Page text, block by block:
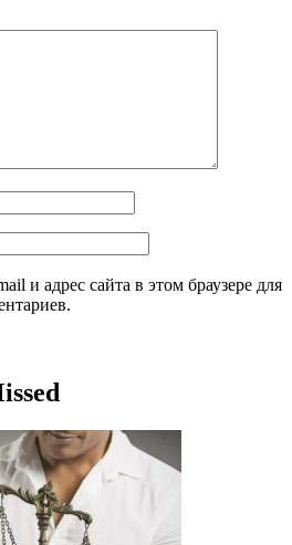
и адрес сайта в этом браузере для